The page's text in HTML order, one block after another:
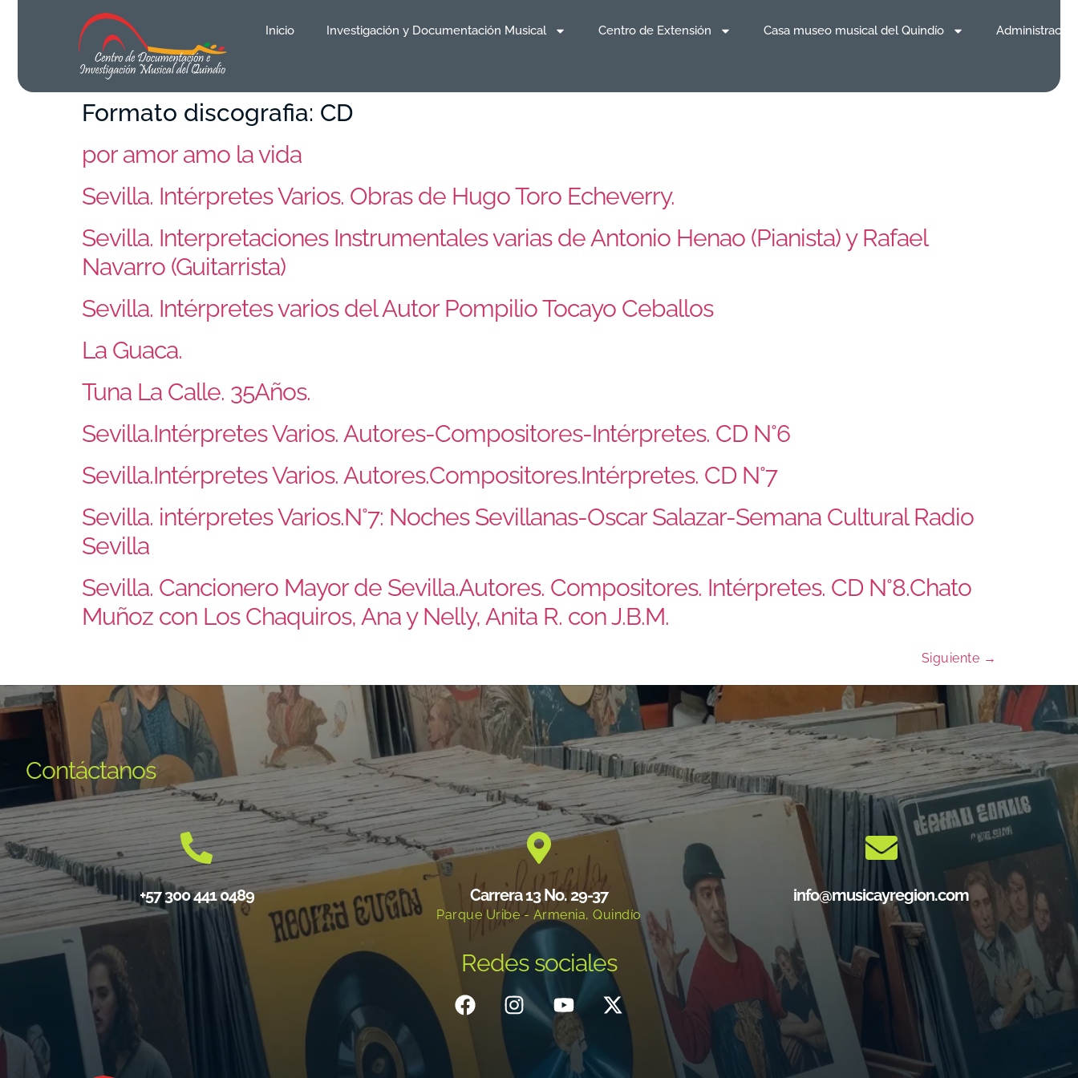
Inicio Investigación y Documentación Musical Centro de Extensión Casa museo musical del Quindío
Formato discografia: CD
por amor amo la vida
Sevilla. Intérpretes Varios. Obras de Hugo Toro Echeverry.
Sevilla. Interpretaciones Instrumentales varias de Antonio Henao (Pianista) y Rafael
Navarro (Guitarrista)
Sevilla. Intérpretes varios del Autor Pompilio Tocayo Ceballos
La Guaca.
Tuna La Calle. 35Años.
Sevilla.Intérpretes Varios. Autores-Compositores-Intérpretes. CD N°6
Sevilla.Intérpretes Varios. Autores.Compositores.Intérpretes. CD N°7
Sevilla. intérpretes Varios.N°7: Noches Sevillanas-Oscar Salazar-Semana Cultural Radio
Sevilla
Sevilla. Cancionero Mayor de Sevilla.Autores. Compositores. Intérpretes. CD N°8.Chato
Muñoz con Los Chaquiros, Ana y Nelly, Anita R. con J.B.M.
Siguiente →
Contáctanos
+57 300 441 0489 Carrera 13 No. 29-37
Parque Uribe - Armenia, Quindío
info@musicayregion.com
Redes sociales